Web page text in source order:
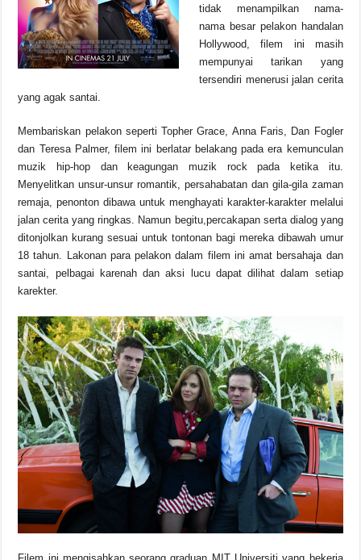
tidak menampilkan nama-
nama besar pelakon handalan
Hollywood, filem ini masih
mempunyai tarikan yang
tersendiri menerusi jalan cerita
yang agak santai.
Membariskan pelakon seperti Topher Grace, Anna Faris, Dan Fogler
dan Teresa Palmer, filem ini berlatar belakang pada era kemunculan
muzik hip-hop dan keagungan muzik rock pada ketika itu.
Menyelitkan unsur-unsur romantik, persahabatan dan gila-gila zaman
remaja, penonton dibawa untuk menghayati karakter-karakter melalui
jalan cerita yang ringkas. Namun begitu,percakapan serta dialog yang
ditonjolkan kurang sesuai untuk tontonan bagi mereka dibawah umur
18 tahun. Lakonan para pelakon dalam filem ini amat bersahaja dan
santai, pelbagai karenah dan aksi lucu dapat dilihat dalam setiap
karekter.